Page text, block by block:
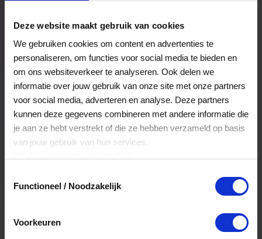
Deze website maakt gebruik van cookies
We gebruiken cookies om content en advertenties te
personaliseren, om functies voor social media te bieden en
om ons websiteverkeer te analyseren. Ook delen we
informatie over jouw gebruik van onze site met onze partners
voor social media, adverteren en analyse. Deze partners
kunnen deze gegevens combineren met andere informatie die
je aan ze hebt verstrekt of die ze hebben verzameld op basis
van jouw gebruik van hun services.
Functioneel / Noodzakelijk
Voorkeuren
Nog veel meer...
Maak account aan